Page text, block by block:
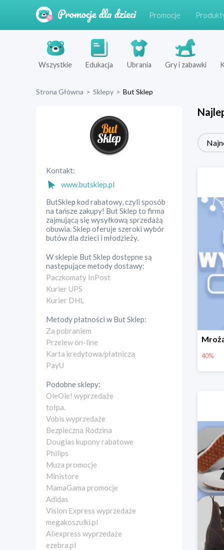
Promocje
Wszystkie Edukacja Ubrania Gry i zabawki
Strona Główna > Sklepy > But Sklep
Kontakt:
www.butsklep.pl
ButSklep kod rabatowy, czyli sposób
na tańsze zakupy! But Sklep to firma
zajmującą się wysyłkową sprzedażą
obuwia. Sklep oferuje szeroki wybór
butów dla dzieci i młodzieży.
W sklepie But Sklep dostępne są
następujące metody dostawy:
Paczkomaty InPost
Kurier UPS
Kurier DHL
Metody płatności wBut Sklep:
Za pobraniem
Przelew on-line
Karta kredytowa/płatnicza
PayU
Podobne sklepy:
OleOle! wyprzedaże
tołpa.
Vobis wyprzedaże
Bezpieczna Rodzina
Douglas kupony rabatowe
Philips
Muza promocje
Ministore
MamaGama promocje
Adidas
Vision Express wyprzedaże
megakoszulki.pl
Aliexpress wyprzedaże
ezebra.pl
40%